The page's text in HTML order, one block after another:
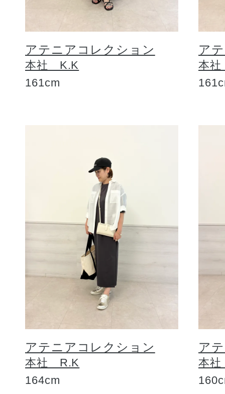
アテニアコレクション
本社 K.K
161cm
ア
本
アテニアコレクション
本社 R.K
164cm
ア
本